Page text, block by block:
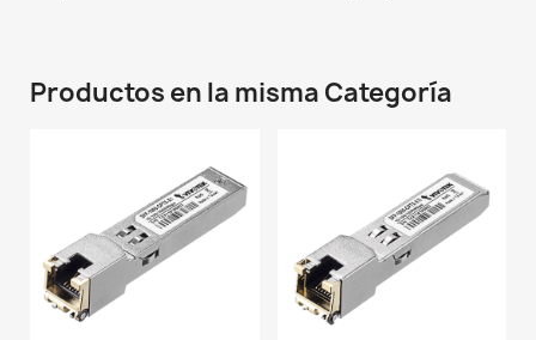
Productos en la misma Categoría